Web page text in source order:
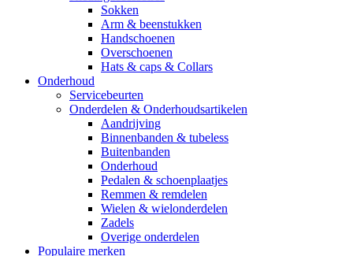
Sokken
Arm & beenstukken
Handschoenen
Overschoenen
Hats & caps & Collars
Onderhoud
Servicebeurten
Onderdelen & Onderhoudsartikelen
Aandrijving
Binnenbanden & tubeless
Buitenbanden
Onderhoud
Pedalen & schoenplaatjes
Remmen & remdelen
Wielen & wielonderdelen
Zadels
Overige onderdelen
Populaire merken